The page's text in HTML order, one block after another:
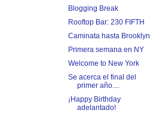
Blogging Break
Rooftop Bar: 230 FIFTH
Caminata hasta Brooklyn
Primera semana en NY
Welcome to New York
Se acerca el final del
primer año....
¡Happy Birthday
adelantado!